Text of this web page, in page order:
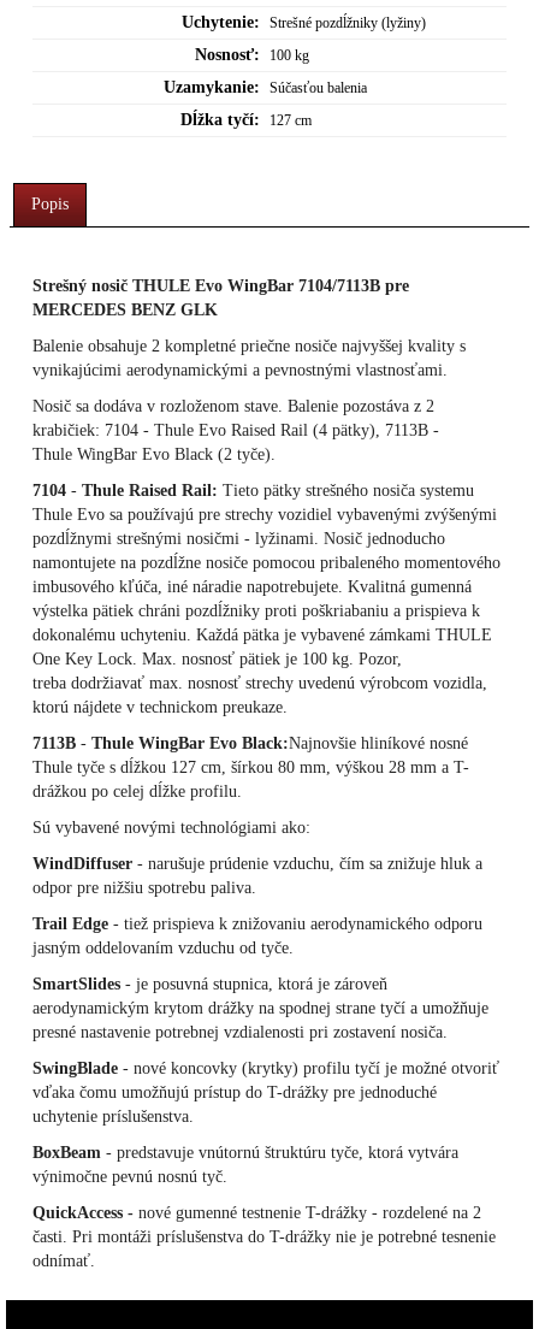
Uchytenie: Strešné pozdĺžniky (lyžiny)
Nosnosť: 100 kg
Uzamykanie: Súčasťou balenia
Dĺžka tyčí: 127 cm
Popis
Strešný nosič THULE Evo WingBar 7104/7113B pre
MERCEDES BENZ GLK
Balenie obsahuje 2 kompletné priečne nosiče najvyššej kvality s
vynikajúcimi aerodynamickými a pevnostnými vlastnosťami.
Nosič sa dodáva v rozloženom stave. Balenie pozostáva z 2
krabičiek: 7104 - Thule Evo Raised Rail (4 pätky), 7113B -
Thule WingBar Evo Black (2 tyče).
7104 -Thule Raised Rail: Tieto pätky strešného nosiča systemu
Thule Evo sa používajú pre strechy vozidiel vybavenými zvýšenými
pozdĺžnymi strešnými nosičmi - lyžinami. Nosič jednoducho
namontujete na pozdĺžne nosiče pomocou pribaleného momentového
imbusového kľúča, iné náradie napotrebujete. Kvalitná gumenná
výstelka pätiek chráni pozdĺžniky proti poškriabaniu a prispieva k
dokonalému uchyteniu. Každá pätka je vybavené zámkami THULE
One Key Lock. Max. nosnosť pätiek je 100 kg. Pozor,
treba dodržiavať max. nosnosť strechy uvedenú výrobcom vozidla,
ktorú nájdete v technickom preukaze.
7113B -Thule WingBar Evo Black:Najnovšie hliníkové nosné
Thule tyče s dĺžkou 127 cm, šírkou 80 mm, výškou 28 mm a T-
drážkou po celej dĺžke profilu.
Sú vybavené novými technológiami ako:
WindDiffuser- narušuje prúdenie vzduchu, čím sa znižuje hluk a
odpor pre nižšiu spotrebu paliva.
Trail Edge - tiež prispieva k znižovaniu aerodynamického odporu
jasným oddelovaním vzduchu od tyče.
SmartSlides - je posuvná stupnica, ktorá je zároveň
aerodynamickým krytom drážky na spodnej strane tyčí a umožňuje
presné nastavenie potrebnej vzdialenosti pri zostavení nosiča.
SwingBlade - nové koncovky (krytky) profilu tyčí je možné otvoriť
vďaka čomu umožňujú prístup do T-drážky pre jednoduché
uchytenie príslušenstva.
BoxBeam - predstavuje vnútornú štruktúru tyče, ktorá vytvára
výnimočne pevnú nosnú tyč.
QuickAccess -nové gumenné testnenie T-drážky - rozdelené na 2
časti. Pri montáži príslušenstva do T-drážky nie je potrebné tesnenie
odnímať.